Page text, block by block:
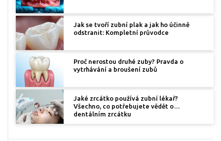
Jak se tvoří zubní plak a jak ho účinně
odstranit: Kompletní průvodce
Proč nerostou druhé zuby? Pravda o
vytrhávání a broušení zubů
Jaké zrcátko používá zubní lékař?
Všechno, co potřebujete vědět o
dentálním zrcátku